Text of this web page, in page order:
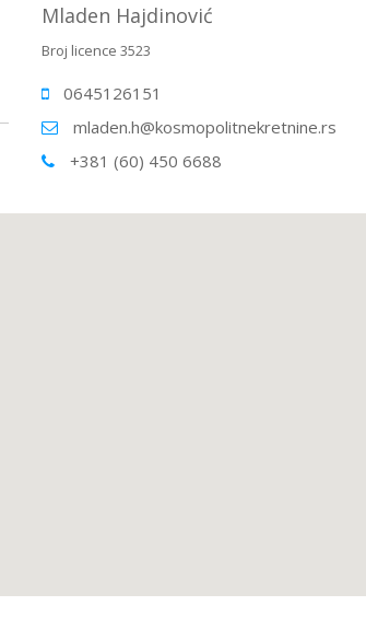
Mladen Hajdinović
Broj licence 3523
0645126151
mladen.h@kosmopolitnekretnine.rs
+381 (60) 450 6688